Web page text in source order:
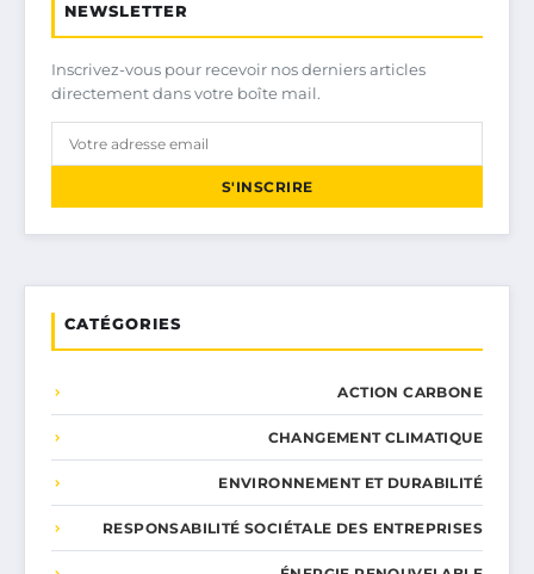
NEWSLETTER
Inscrivez-vous pour recevoir nos derniers articles
directement dans votre boîte mail.
S'INSCRIRE
CATÉGORIES
ACTION CARBONE
CHANGEMENT CLIMATIQUE
ENVIRONNEMENT ET DURABILITÉ
RESPONSABILITÉ SOCIÉTALE DES ENTREPRISES